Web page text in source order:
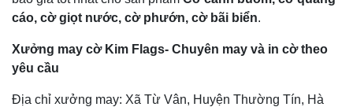
cáo, cờ giọt nước, cờ phướn, cờ bãi biển.
Xưởng may cờ Kim Flags- Chuyên may và in cờ theo
yêu cầu
Địa chỉ xưởng may: Xã Từ Vân, Huyện Thường Tín, Hà